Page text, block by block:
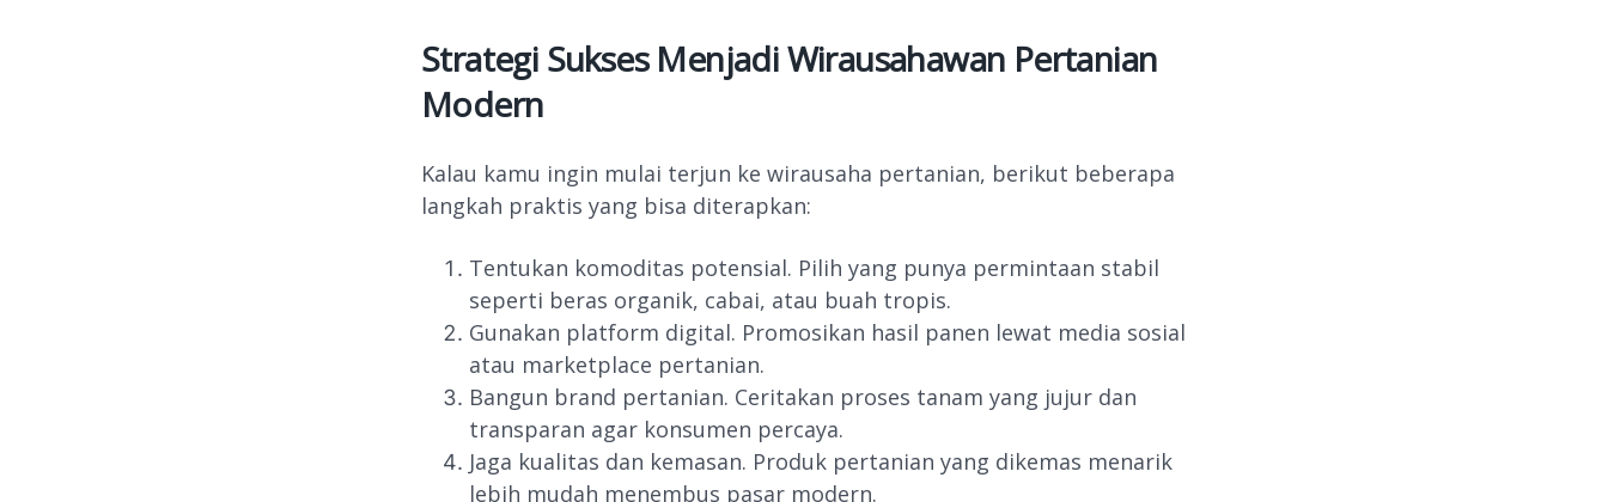
Strategi Sukses Menjadi Wirausahawan Pertanian
Modern
Kalau kamu ingin mulai terjun ke wirausaha pertanian, berikut beberapa
langkah praktis yang bisa diterapkan:
Tentukan komoditas potensial. Pilih yang punya permintaan stabil
seperti beras organik, cabai, atau buah tropis.
Gunakan platform digital. Promosikan hasil panen lewat media sosial
atau marketplace pertanian.
Bangun brand pertanian. Ceritakan proses tanam yang jujur dan
transparan agar konsumen percaya.
Jaga kualitas dan kemasan. Produk pertanian yang dikemas menarik
lebih mudah menembus pasar modern.